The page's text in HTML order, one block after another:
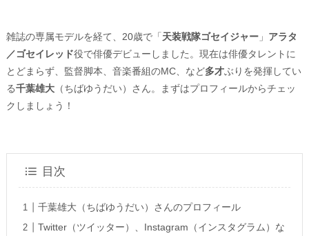
雑誌の専属モデルを経て、20歳で「 天装戦隊ゴセイジャー」 アラタ
／ゴセイレッド役で俳優デビューしました。現在は俳優タレントに
とどまらず、監督脚本、音楽番組のMC、など多才ぶりを発揮してい
る千葉雄大（ちばゆうだい）さん。まずはプロフィールからチェッ
クしましょう！
目次
千葉雄大（ちばゆうだい）さんのプロフィール
Twitter（ツイッター）、Instagram（インスタグラム）な